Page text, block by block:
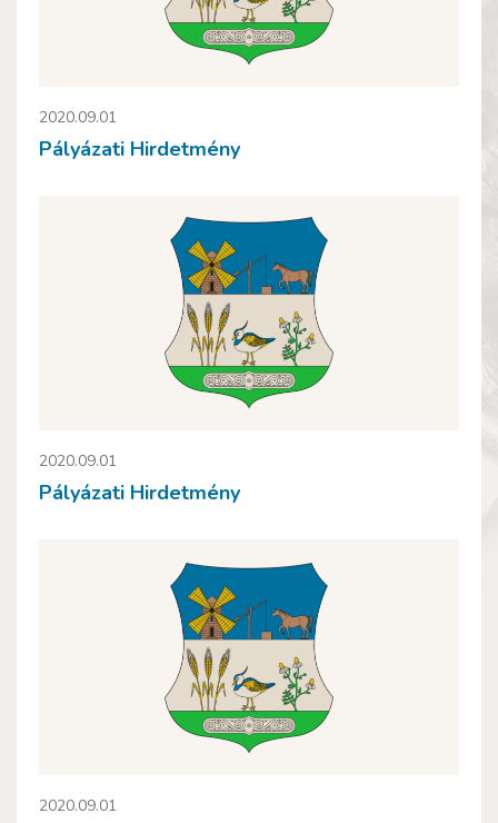
2020.09.01
Pályázati Hirdetmény
2020.09.01
Pályázati Hirdetmény
2020.09.01